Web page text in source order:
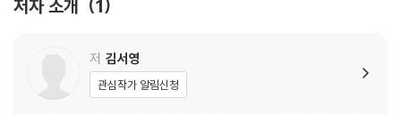
른 바다: 재미있는 일 · 타이타닉호: 침몰 · 창문 없는 건물: 나를 만나러 가
길: 지혜로운 문제 해결 · 서커스 초대와 물놀이: 2시간 5분 동안 놀기 · 검
은색 지갑: 제일 중요한 것 · 도개교: 구조를 기다리는 사람들 · 다른 행성:
되찾은 보석 · 해파리: 나만의 환상 공간 · 내 결혼식: 태도의 전환
저자 소개 1
저 김서영
관심작가 알림신청